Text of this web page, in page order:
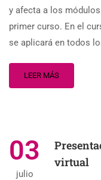
y afecta a los
primer curso. En el
se aplicará en todos
LEER MÁS
03
julio
virtual